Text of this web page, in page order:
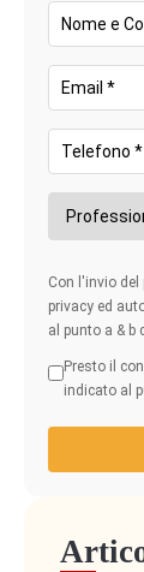
Durante il
curiosità,
di
prossimi 5
Con l'invio
privacy ed
al punto a & b
Presto il
indicato al